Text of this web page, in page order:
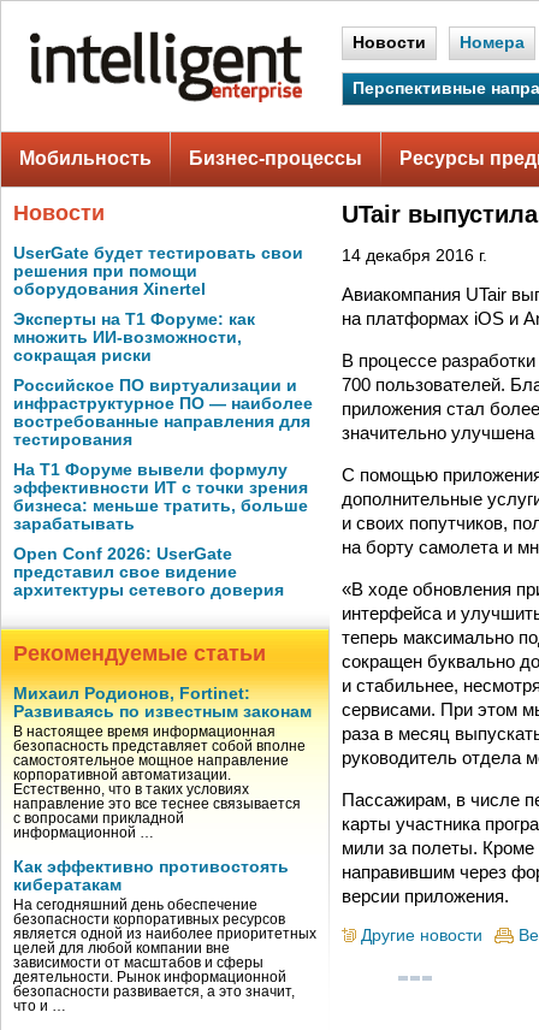
Новости Номера
Перспективные
Мобильность Бизнес-процессы Ресурсы
Новости
UserGate будет тестировать свои
решения при помощи
оборудования Xinertel
Эксперты на Т1 Форуме: как
множить ИИ-возможности,
сокращая риски
Российское ПО виртуализации и
инфраструктурное ПО — наиболее
востребованные направления для
тестирования
На Т1 Форуме вывели формулу
эффективности ИТ с точки зрения
бизнеса: меньше тратить, больше
зарабатывать
Open Conf 2026: UserGate
представил свое видение
архитектуры сетевого доверия
Рекомендуемые статьи
Михаил Родионов, Fortinet:
Развиваясь по известным законам
В настоящее время информационная
безопасность представляет собой вполне
самостоятельное мощное направление
корпоративной автоматизации.
Естественно, что в таких условиях
направление это все теснее связывается
с вопросами прикладной
информационной …
Как эффективно противостоять
кибератакам
На сегодняшний день обеспечение
безопасности корпоративных ресурсов
является одной из наиболее приоритетных
целей для любой компании вне
зависимости от масштабов и сферы
деятельности. Рынок информационной
безопасности развивается, а это значит,
что и …
UTair
14 декабря 2016 г.
Авиакомпания UTair
на платформах iOS и
В процессе
700 пользователей.
приложения стал
значительно улучшена
С помощью приложения
дополнительные
и своих попутчиков,
на борту самолета и
«В ходе обновления
интерфейса и
теперь максимально
сокращен буквально
и стабильнее,
сервисами. При этом
раза в месяц
руководитель отдела
Пассажирам, в числе
карты участника
мили за полеты.
направившим через
версии приложения.
Другие новости